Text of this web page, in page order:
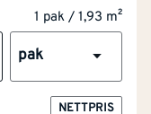
1 pak / 1,93 m²
pak
NETTPRIS
overflate